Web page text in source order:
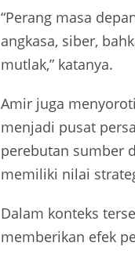
“Perang masa
angkasa, siber,
mutlak,” katanya.
Amir juga
menjadi pusat
perebutan sumber
memiliki nilai
Dalam konteks
memberikan efek